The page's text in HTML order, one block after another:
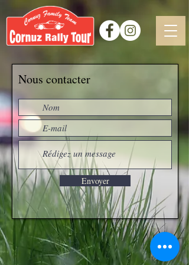
Nous contacter
Envoyer